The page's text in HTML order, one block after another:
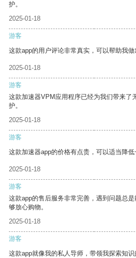
护。
2025-01-18
游客
这款app的用户评论非常真实，可以帮助我做
2025-01-18
游客
这款加速器VPM应用程序已经为我们带来了
护。
2025-01-18
游客
这款加速器app的价格有点贵，可以适当降低
2025-01-18
游客
这款app的售后服务非常完善，遇到问题总
够放心购物。
2025-01-18
游客
这款app就像我的私人导师，带领我探索知识